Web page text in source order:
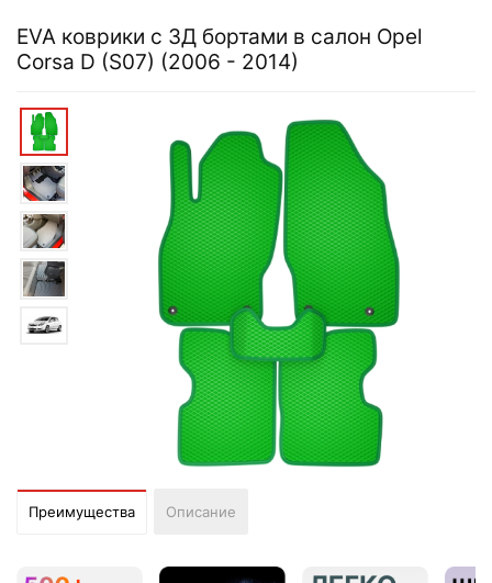
EVA коврики c 3Д бортами в салон Opel
Corsa D (S07) (2006 - 2014)
Преимущества Описание